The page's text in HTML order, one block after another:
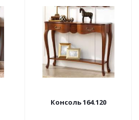
Консоль 164.120